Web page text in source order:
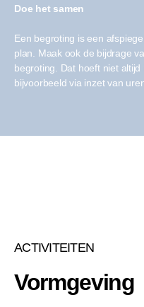
Doe het samen
Een begroting is een
plan. Maak ook de bijdrage
begroting. Dat hoeft niet
bijvoorbeeld via inzet van
ACTIVITEITEN
Vormgeving